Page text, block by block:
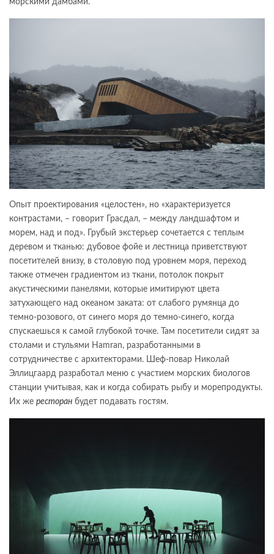
морскими дамбами.
Опыт проектирования «целостен», но «характеризуется
контрастами, – говорит Грасдал, – между ландшафтом и
морем, над и под». Грубый экстерьер сочетается с теплым
деревом и тканью: дубовое фойе и лестница приветствуют
посетителей внизу, в столовую под уровнем моря, переход
также отмечен градиентом из ткани, потолок покрыт
акустическими панелями, которые имитируют цвета
затухающего над океаном заката: от слабого румянца до
темно-розового, от синего моря до темно-синего, когда
спускаешься к самой глубокой точке. Там посетители сидят за
столами и стульями Hamran, разработанными в
сотрудничестве с архитекторами. Шеф-повар Николай
Эллицгаард разработал меню с участием морских биологов
станции учитывая, как и когда собирать рыбу и морепродукты.
Их же ресторан будет подавать гостям.